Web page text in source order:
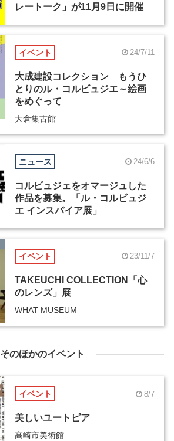
レートーク」が11月9日に開催
イベント 24/7/11
大成建設コレクション もうひ
とりのル・コルビュジエ～絵画
をめぐって
大倉集古館
ニュース 24/6/6
コルビュジェをオマージュした
作品を募集。「ル・コルビュジ
エ インスパイア展」
イベント 23/11/7
TAKEUCHI COLLECTION「心
のレンズ」展
WHAT MUSEUM
そのほかのイベント
イベント 8/7
美しいユートピア
高崎市美術館